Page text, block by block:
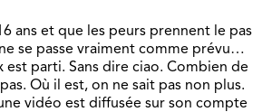
ans et que les peurs prennent le pas
se passe vraiment comme prévu…
est parti. Sans dire ciao. Combien de
Où il est, on ne sait pas non plus.
vidéo est diffusée sur son compte